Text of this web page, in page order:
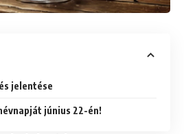
jelentése
június 22-én!